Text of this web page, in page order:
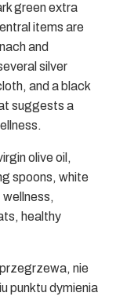
green extra
items are
and
silver
and a black
suggests a
olive oil,
spoons, white
healthy
nie
punktu dymienia